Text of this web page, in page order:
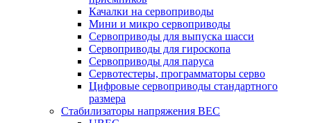
Качалки на сервоприводы
Мини и микро сервоприводы
Сервоприводы для выпуска шасси
Сервоприводы для гироскопа
Сервоприводы для паруса
Сервотестеры, программаторы серво
Цифровые сервоприводы стандартного
размера
Стабилизаторы напряжения BEC